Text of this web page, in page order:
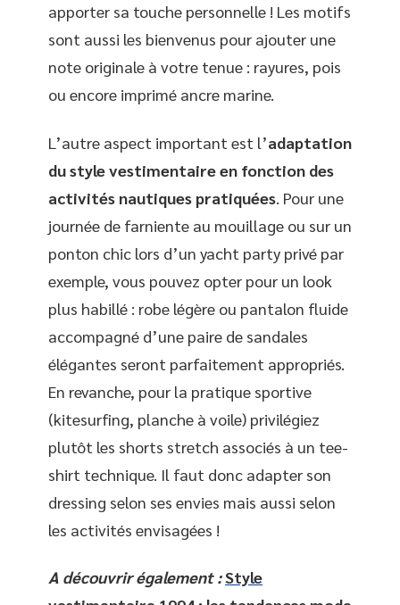
apporter sa touche personnelle ! Les motifs
sont aussi les bienvenus pour ajouter une
note originale à votre tenue : rayures, pois
ou encore imprimé ancre marine.
L’autre aspect important est l’adaptation
du style vestimentaire en fonction des
activités nautiques pratiquées . Pour une
journée de farniente au mouillage ou sur un
ponton chic lors d’un yacht party privé par
exemple, vous pouvez opter pour un look
plus habillé : robe légère ou pantalon fluide
accompagné d’une paire de sandales
élégantes seront parfaitement appropriés.
En revanche, pour la pratique sportive
(kitesurfing, planche à voile) privilégiez
plutôt les shorts stretch associés à un tee-
shirt technique. Il faut donc adapter son
dressing selon ses envies mais aussi selon
les activités envisagées !
A découvrir également :Style